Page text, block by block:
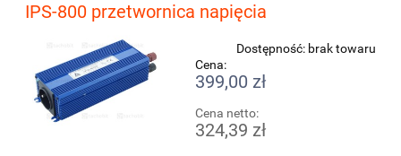
IPS-800 przetwornica napięcia
Dostępność: brak towaru
Cena:
399,00 zł
Cena netto:
324,39 zł